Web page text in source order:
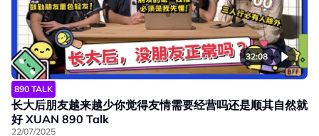
32:08
890 TALK
长大后朋友越来越少你觉得友情需要经营吗还是顺其自然就
好 XUAN 890 Talk
22/07/2025